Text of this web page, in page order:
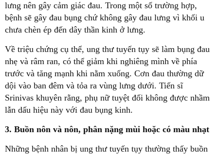
lưng nên gây cảm giác đau. Trong một số trường hợp,
bệnh sẽ gây đau bụng chứ không gây đau lưng vì khối u
chưa chèn ép đến dây thần kinh ở lưng.
Về triệu chứng cụ thể, ung thư tuyến tụy sẽ làm bụng đau
nhẹ và râm ran, có thể giảm khi nghiêng mình về phía
trước và tăng mạnh khi nằm xuống. Cơn đau thường dữ
dội vào ban đêm và tỏa ra vùng lưng dưới. Tiến sĩ
Srinivas khuyên rằng, phụ nữ tuyệt đối không được nhầm
lẫn dấu hiệu này với đau bụng kinh.
3. Buồn nôn và nôn, phân nặng mùi hoặc có màu nhạt
Những bệnh nhân bị ung thư tuyến tụy thường thấy buồn